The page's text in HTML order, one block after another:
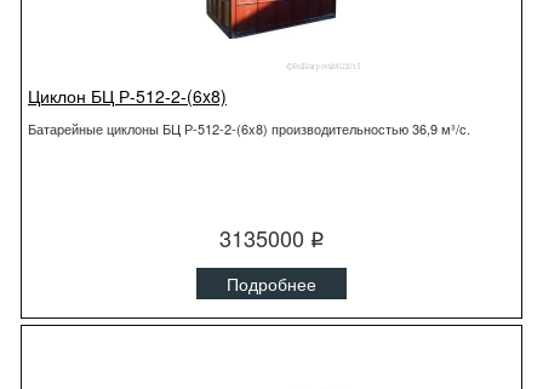
Циклон БЦ Р-512-2-(6x8)
Батарейные циклоны БЦ Р-512-2-(6x8) производительностью 36,9 м³/с.
3135000 q
Подробнее